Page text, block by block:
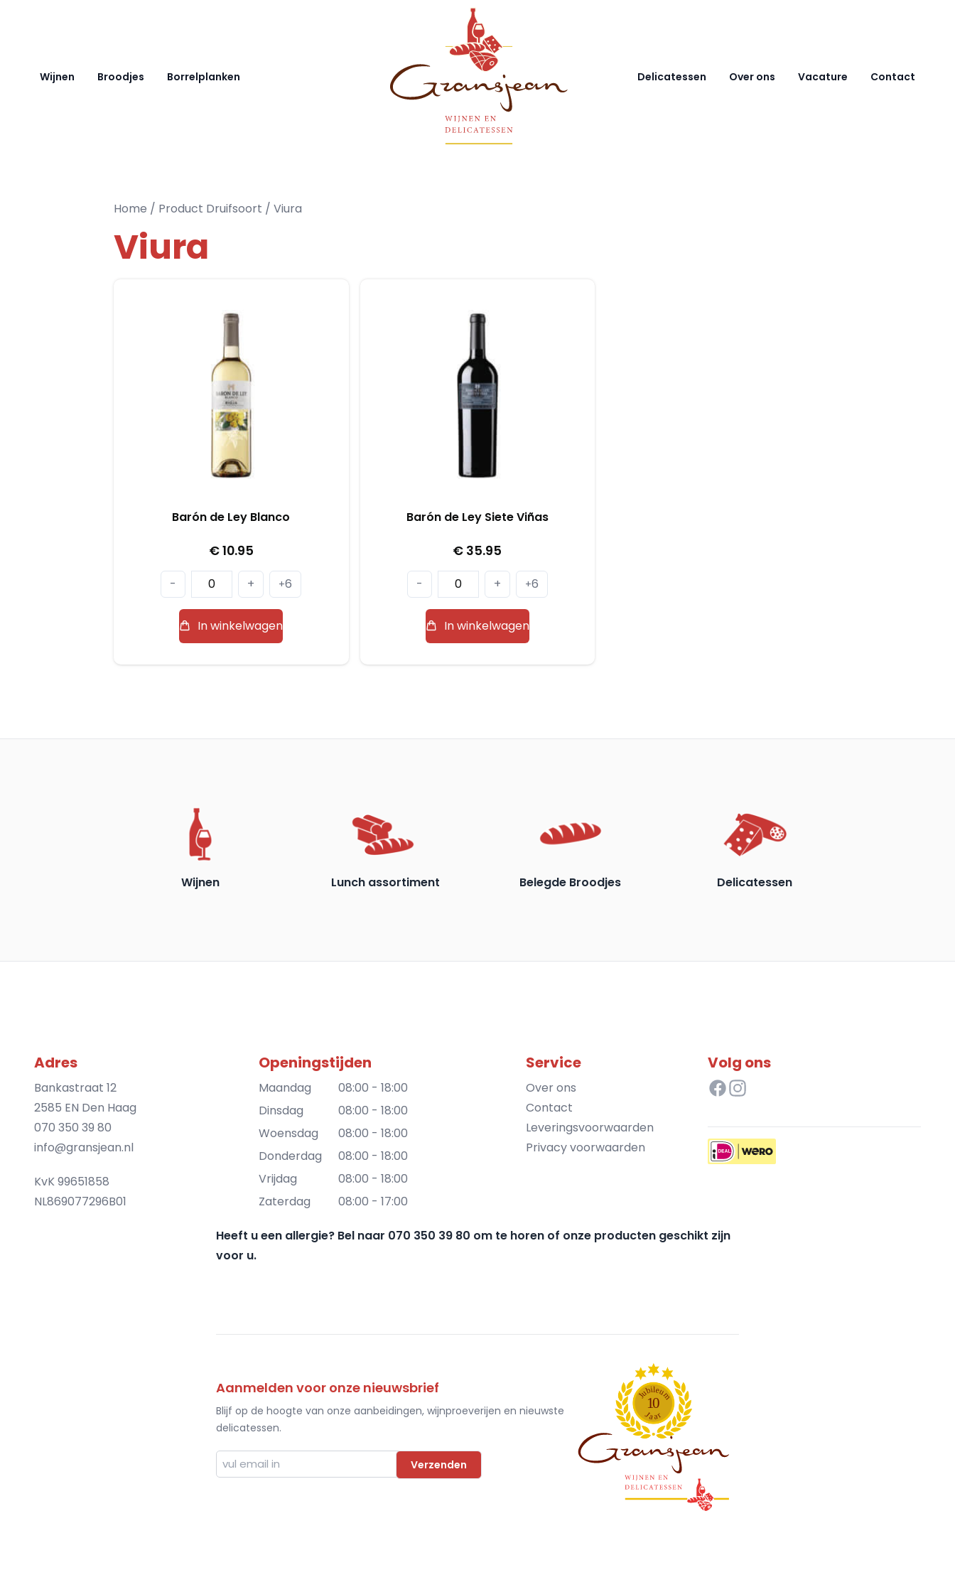
Wijnen Broodjes Borrelplanken
Gransjean - Wijn - Broodjes - Delicatessen
Delicatessen Over ons Vacature Contact
Home / Product Druifsoort / Viura
Viura
Barón de Ley Blanco
€10.95
-
Barón
de
Ley
Blanco
+ +6
In winkelwagen
Barón de Ley Siete Viñas
€ 35.95
-
Barón
de
Ley
Siete
+ +6
In winkelwagen
Wijnen Lunch assortiment Belegde Broodjes Delicatessen
Adres
Bankastraat 12
2585 EN Den Haag
070 350 39 80
info@gransjean.nl
KvK 99651858
NL869077296B01
Openingstijden
Maandag
08:00 - 18:00
Dinsdag
08:00 - 18:00
Woensdag
08:00 - 18:00
Donderdag
08:00 - 18:00
Vrijdag
08:00 - 18:00
Zaterdag
08:00 - 17:00
Service
Over ons
Contact
Leveringsvoorwaarden
Privacy voorwaarden
Volg ons
Heeft u een allergie? Bel naar 070 350 39 80 om te horen of onze producten geschikt zijn
voor u.
Aanmelden voor onze nieuwsbrief
Blijf op de hoogte van onze aanbeidingen, wijnproeverijen en nieuwste
delicatessen.
J
ubileum
10
Jaar